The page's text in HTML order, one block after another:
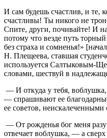
И сам будешь счастлив, и те,
счастливы! Ты никого не
Спите, други, почивайте! И
потому что везде путь
без страха и сомненья!»
Н. Плещеева, ставшая
используется Салтыковым-
словами, шествуй в
— И откуда у тебя, воблушка,
— спрашивают ее
ее советов, неискалеченными
— От рожденья бог меня
отвечает воблушка, — а